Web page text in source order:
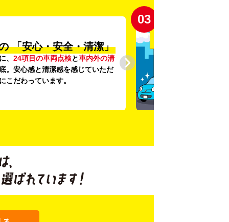
「安心・安全・清潔」
、 24項目の車両点検と車内外の清
。安心感と清潔感を感じていただ
こだわっています。
03